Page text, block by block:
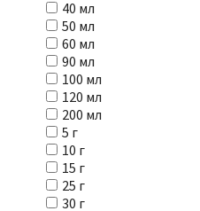
40 мл
50 мл
60 мл
90 мл
100 мл
120 мл
200 мл
5 г
10 г
15 г
25 г
30 г